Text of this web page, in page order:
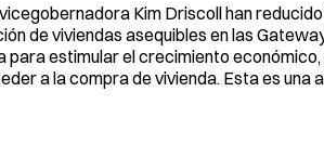
Kim Driscoll han
de viviendas asequibles en las
estimular el crecimiento
a la compra de vivienda. Esta es una